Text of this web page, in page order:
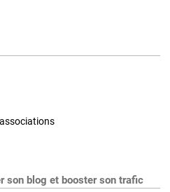
son blog et booster son trafic